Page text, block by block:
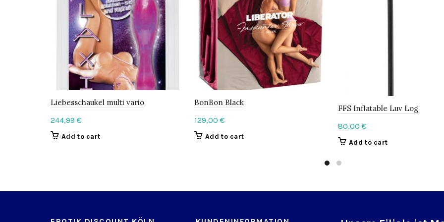
Liebesschaukel multi vario
244,99 €
Add to cart
BonBon Black
129,00 €
Add to cart
FFS Inflatable Luv Log
80,00 €
Add to cart